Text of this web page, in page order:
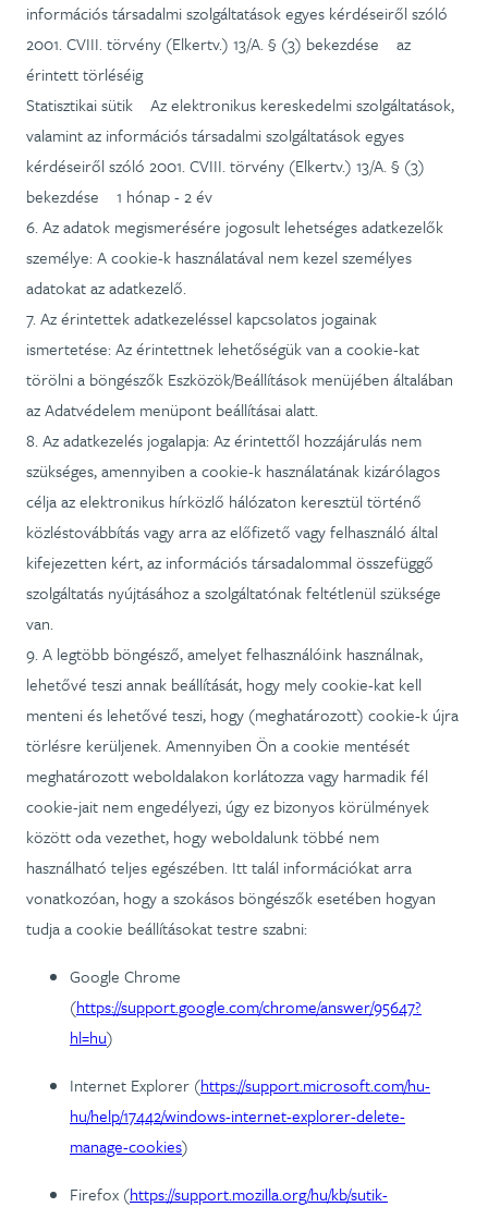
információs társadalmi szolgáltatások egyes kérdéseiről szóló
2001. CVIII. törvény (Elkertv.) 13/A. § (3) bekezdése az
érintett törléséig
Statisztikai sütik Az elektronikus kereskedelmi szolgáltatások,
valamint az információs társadalmi szolgáltatások egyes
kérdéseiről szóló 2001. CVIII. törvény (Elkertv.) 13/A. § (3)
bekezdése 1 hónap - 2 év
6. Az adatok megismerésére jogosult lehetséges adatkezelők
személye: A cookie-k használatával nem kezel személyes
adatokat az adatkezelő.
7. Az érintettek adatkezeléssel kapcsolatos jogainak
ismertetése: Az érintettnek lehetőségük van a cookie-kat
törölni a böngészők Eszközök/Beállítások menüjében általában
az Adatvédelem menüpont beállításai alatt.
8. Az adatkezelés jogalapja: Az érintettől hozzájárulás nem
szükséges, amennyiben a cookie-k használatának kizárólagos
célja az elektronikus hírközlő hálózaton keresztül történő
közléstovábbítás vagy arra az előfizető vagy felhasználó által
kifejezetten kért, az információs társadalommal összefüggő
szolgáltatás nyújtásához a szolgáltatónak feltétlenül szüksége
van.
9. A legtöbb böngésző, amelyet felhasználóink használnak,
lehetővé teszi annak beállítását, hogy mely cookie-kat kell
menteni és lehetővé teszi, hogy (meghatározott) cookie-k újra
törlésre kerüljenek. Amennyiben Ön a cookie mentését
meghatározott weboldalakon korlátozza vagy harmadik fél
cookie-jait nem engedélyezi, úgy ez bizonyos körülmények
között oda vezethet, hogy weboldalunk többé nem
használható teljes egészében. Itt talál információkat arra
vonatkozóan, hogy a szokásos böngészők esetében hogyan
tudja a cookie beállításokat testre szabni:
Google Chrome
(https://support.google.com/chrome/answer/95647?
hl=hu)
Internet Explorer (https://support.microsoft.com/hu-
hu/help/17442/windows-internet-explorer-delete-
manage-cookies)
Firefox (https://support.mozilla.org/hu/kb/sutik-